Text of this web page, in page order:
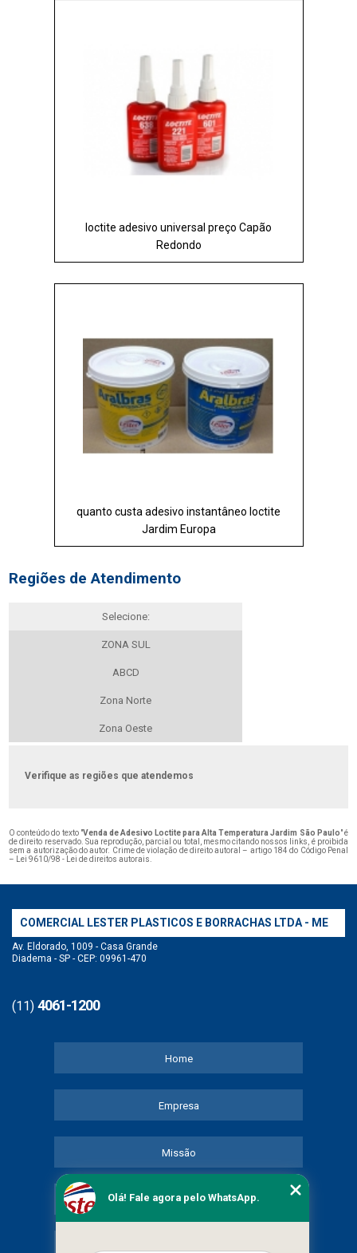
loctite adesivo universal preço Capão
Redondo
quanto custa adesivo instantâneo loctite
Jardim Europa
Regiões de Atendimento
Selecione:
ZONA SUL
ABCD
Zona Norte
Zona Oeste
Verifique as regiões que atendemos
O conteúdo do texto "Venda de Adesivo Loctite para Alta Temperatura Jardim São Paulo" é
de direito reservado. Sua reprodução, parcial ou total, mesmo citando nossos links, é proibida
sem a autorização do autor. Crime de violação de direito autoral – artigo 184 do Código Penal
–
Lei 9610/98 - Lei de direitos autorais
COMERCIAL LESTER PLASTICOS E BORRACHAS LTDA - ME
Av. Eldorado, 1009 - Casa Grande
Diadema - SP - CEP: 09961-470
(11) 4061-1200
Home
Empresa
Missão
Serviços
Olá! Fale agora pelo WhatsApp.